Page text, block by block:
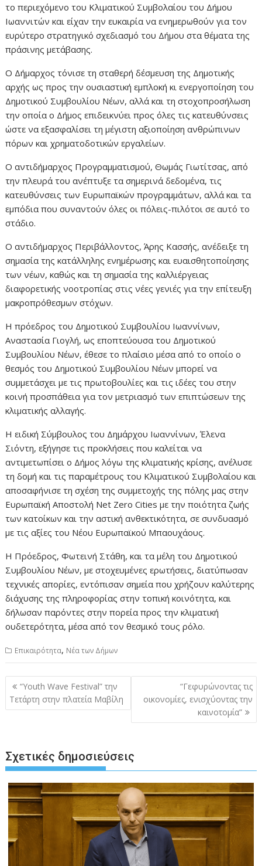
το περιεχόμενο του Κλιματικού Συμβολαίου του Δήμου
Ιωαννιτών και είχαν την ευκαιρία να ενημερωθούν για τον
ευρύτερο στρατηγικό σχεδιασμό του Δήμου στα θέματα της
πράσινης μετάβασης.
Ο Δήμαρχος τόνισε τη σταθερή δέσμευση της Δημοτικής
αρχής ως προς την ουσιαστική εμπλοκή κι ενεργοποίηση του
Δημοτικού Συμβουλίου Νέων, αλλά και τη στοχοπροσήλωση
την οποία ο Δήμος επιδεικνύει προς όλες τις κατευθύνσεις
ώστε να εξασφαλίσει τη μέγιστη αξιοποίηση ανθρώπινων
πόρων και χρηματοδοτικών εργαλείων.
Ο αντιδήμαρχος Προγραμματισμού, Θωμάς Γιωτίτσας, από
την πλευρά του ανέπτυξε τα σημερινά δεδομένα, τις
κατευθύνσεις των Ευρωπαϊκών προγραμμάτων, αλλά και τα
εμπόδια που συναντούν όλες οι πόλεις-πιλότοι σε αυτό το
στάδιο.
Ο αντιδήμαρχος Περιβάλλοντος, Άρης Κασσής, ανέδειξε τη
σημασία της κατάλληλης ενημέρωσης και ευαισθητοποίησης
των νέων, καθώς και τη σημασία της καλλιέργειας
διαφορετικής νοοτροπίας στις νέες γενιές για την επίτευξη
μακροπρόθεσμων στόχων.
Η πρόεδρος του Δημοτικού Συμβουλίου Ιωαννίνων,
Αναστασία Γιογλή, ως εποπτεύουσα του Δημοτικού
Συμβουλίου Νέων, έθεσε το πλαίσιο μέσα από το οποίο ο
θεσμός του Δημοτικού Συμβουλίου Νέων μπορεί να
συμμετάσχει με τις πρωτοβουλίες και τις ιδέες του στην
κοινή προσπάθεια για τον μετριασμό των επιπτώσεων της
κλιματικής αλλαγής.
Η ειδική Σύμβουλος του Δημάρχου Ιωαννίνων, Έλενα
Σιόντη, εξήγησε τις προκλήσεις που καλείται να
αντιμετωπίσει ο Δήμος λόγω της κλιματικής κρίσης, ανέλυσε
τη δομή και τις παραμέτρους του Κλιματικού Συμβολαίου και
αποσαφήνισε τη σχέση της συμμετοχής της πόλης μας στην
Ευρωπαϊκή Αποστολή Net Zero Cities με την ποιότητα ζωής
των κατοίκων και την αστική ανθεκτικότητα, σε συνδυασμό
με τις αξίες του Νέου Ευρωπαϊκού Μπαουχάους.
Η Πρόεδρος, Φωτεινή Στάθη, και τα μέλη του Δημοτικού
Συμβουλίου Νέων, με στοχευμένες ερωτήσεις, διατύπωσαν
τεχνικές απορίες, εντόπισαν σημεία που χρήζουν καλύτερης
διάχυσης της πληροφορίας στην τοπική κοινότητα, και
δήλωσαν παρόντες στην πορεία προς την κλιματική
ουδετερότητα, μέσα από τον θεσμικό τους ρόλο.
Επικαιρότητα, Νέα των Δήμων
Πλοήγηση
άρθρων
“Youth Wave Festival” την
Τετάρτη στην πλατεία Μαβίλη
“Γεφυρώνοντας τις
οικονομίες, ενισχύοντας την
καινοτομία”
Σχετικές δημοσιεύσεις